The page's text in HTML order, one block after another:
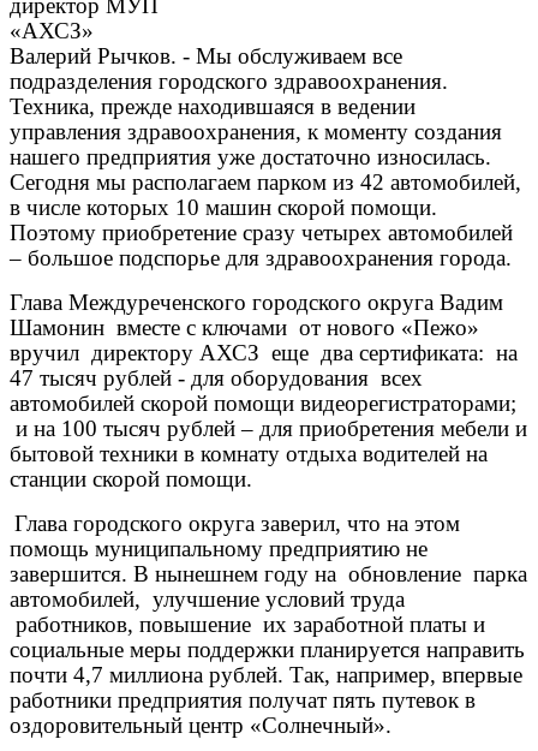
директор МУП
«АХСЗ»
Валерий Рычков. - Мы обслуживаем все
подразделения городского здравоохранения.
Техника, прежде находившаяся в ведении
управления здравоохранения, к моменту создания
нашего предприятия уже достаточно износилась.
Сегодня мы располагаем парком из 42 автомобилей,
в числе которых 10 машин скорой помощи.
Поэтому приобретение сразу четырех автомобилей
– большое подспорье для здравоохранения города.
Глава Междуреченского городского округа Вадим
Шамонин вместе с ключами от нового «Пежо»
вручил директору АХСЗ еще два сертификата: на
47 тысяч рублей - для оборудования всех
автомобилей скорой помощи видеорегистраторами;
и на 100 тысяч рублей – для приобретения мебели и
бытовой техники в комнату отдыха водителей на
станции скорой помощи.
Глава городского округа заверил, что на этом
помощь муниципальному предприятию не
завершится. В нынешнем году на обновление парка
автомобилей, улучшение условий труда
работников, повышение их заработной платы и
социальные меры поддержки планируется направить
почти 4,7 миллиона рублей. Так, например, впервые
работники предприятия получат пять путевок в
оздоровительный центр «Солнечный».